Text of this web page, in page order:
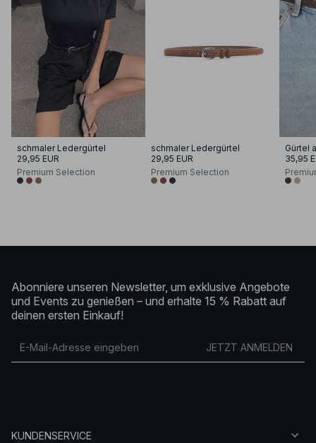
schmaler Ledergürtel
29,95 EUR
Premium Selection
schmaler Ledergürtel
29,95 EUR
Premium Selection
35,95
Abonniere unseren Newsletter, um exklusive Angebote
und Events zu genießen – und erhalte 15 % Rabatt auf
deinen ersten Einkauf!
JETZT ANMELDEN
KUNDENSERVICE